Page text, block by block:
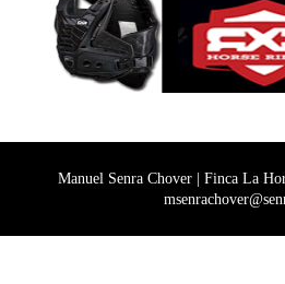
Manuel Senra Chover | Finca La